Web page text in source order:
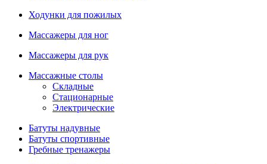
Ходунки для пожилых
Массажеры для ног
Массажеры для рук
Массажные столы
Складные
Стационарные
Электрические
Батуты надувные
Батуты спортивные
Гребные тренажеры